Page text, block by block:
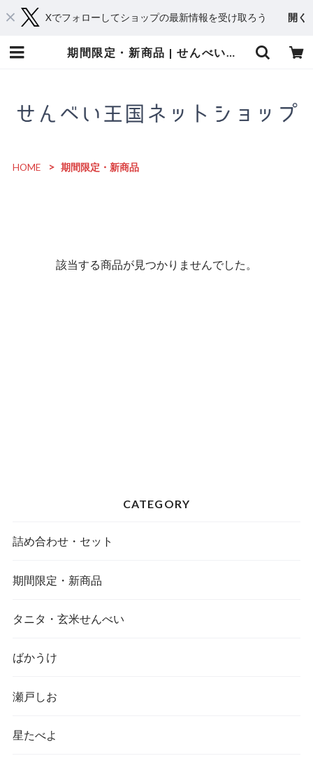
Xでフォローしてショップの最新情報を受け取ろう 開く
期間限定・新商品 | せんべい王国ネットショップ
HOME 期間限定・新商品
該当する商品が見つかりませんでした。
CATEGORY
詰め合わせ・セット
期間限定・新商品
タニタ・玄米せんべい
ばかうけ
瀬戸しお
星たべよ